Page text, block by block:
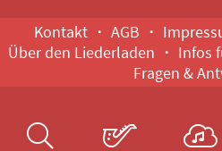
Kontakt AGB
Über den Liederladen
Infos
Fragen &